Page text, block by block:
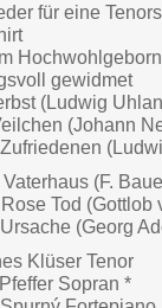
für eine
gewidmet
(Ludwig
(Johann
(F.
Tod (Gottlob
(Georg
Klüser Tenor
Sopran *